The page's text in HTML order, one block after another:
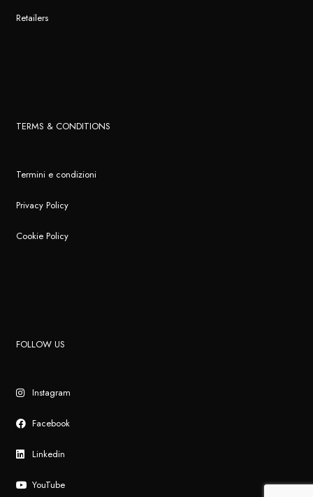
Retailers
TERMS & CONDITIONS
Termini e condizioni
Privacy Policy
Cookie Policy
FOLLOW US
Instagram
Facebook
Linkedin
YouTube